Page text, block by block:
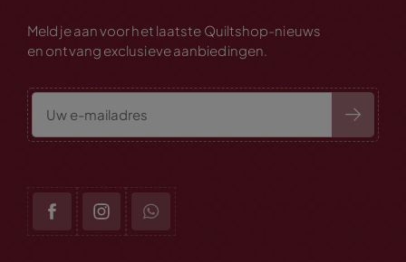
Meld je aan voor het laatste Quiltshop-nieuws
en ontvang exclusieve aanbiedingen.